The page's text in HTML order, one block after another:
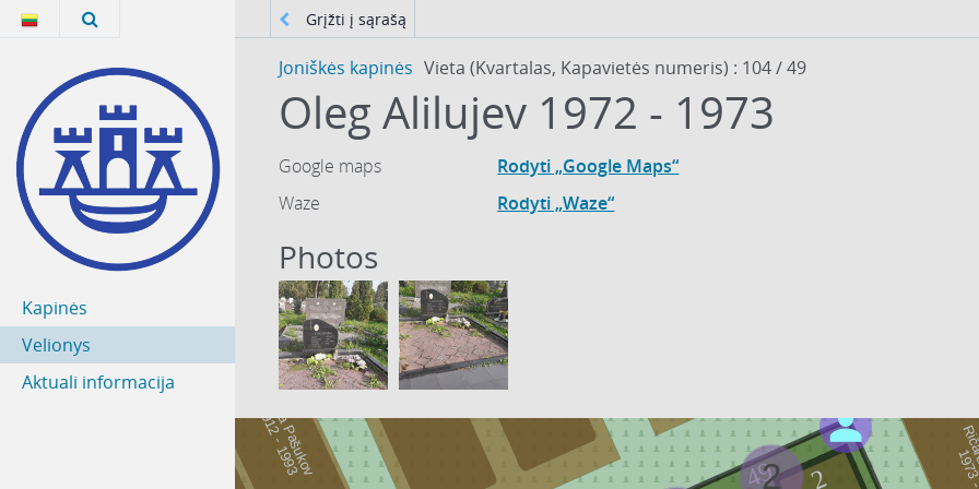
Kapinės
Velionys
Aktuali informacija
Grįžti į sąrašą
Joniškės kapinės Vieta (Kvartalas, Kapavietės numeris) : 104 / 49
Oleg Alilujev 1972 - 1973
Google maps
Rodyti „Google Maps“
Waze
Rodyti „Waze“
Photos
44
43
49
1
2
2
1
2
9
7
3
-
1
9
7
Foma Pašukov
1
3
2